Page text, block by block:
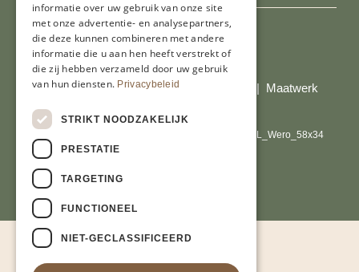
Al onze prijzen zijn incl. BTW
© Copyright 2026 Limburgs Bakwinkeltje | Maatwerk
informatie over uw gebruik van onze site
met onze advertentie- en analysepartners,
die deze kunnen combineren met andere
informatie die u aan hen heeft verstrekt of
die zij hebben verzameld door uw gebruik
van hun diensten. Privacybeleid
STRIKT NOODZAKELIJK
PRESTATIE
TARGETING
FUNCTIONEEL
NIET-GECLASSIFICEERD